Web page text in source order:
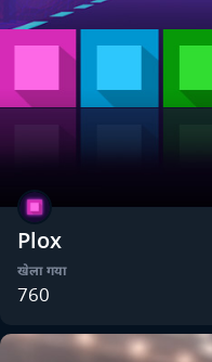
Plox
खेला गया
760